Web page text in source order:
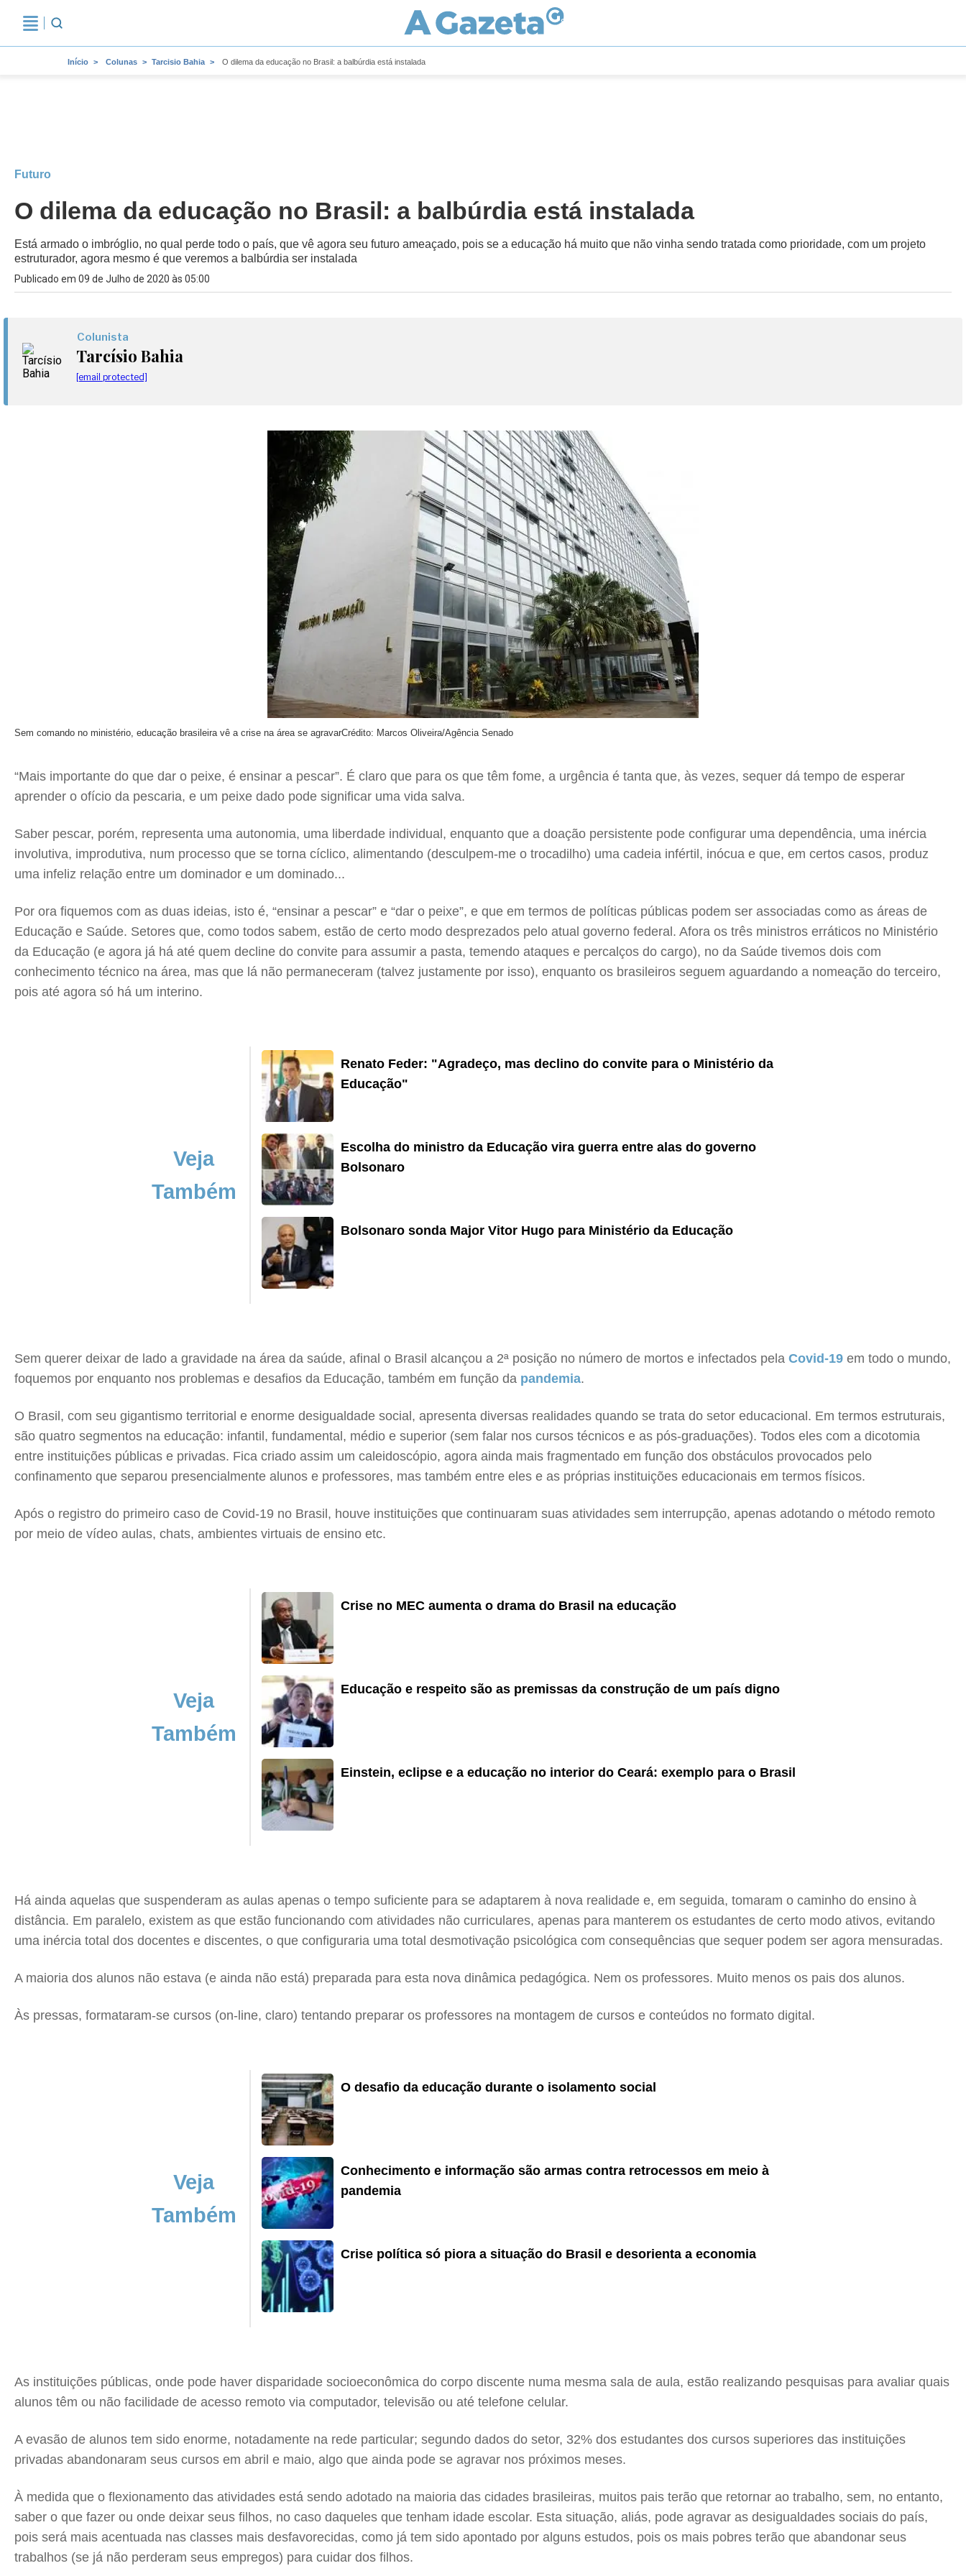
Início Colunas Tarcisio Bahia O dilema da educação no Brasil: a balbúrdia está instalada
Futuro
O dilema da educação no Brasil: a balbúrdia está instalada
Está armado o imbróglio, no qual perde todo o país, que vê agora seu futuro ameaçado, pois se a educação há muito que não vinha sendo tratada como prioridade, com um projeto
estruturador, agora mesmo é que veremos a balbúrdia ser instalada
Publicado em 09 de Julho de 2020 às 05:00
Colunista
Tarcísio Bahia
[email protected]
Sem comando no ministério, educação brasileira vê a crise na área se agravarCrédito: Marcos Oliveira/Agência Senado
“Mais importante do que dar o peixe, é ensinar a pescar”. É claro que para os que têm fome, a urgência é tanta que, às vezes, sequer dá tempo de esperar
aprender o ofício da pescaria, e um peixe dado pode significar uma vida salva.
Saber pescar, porém, representa uma autonomia, uma liberdade individual, enquanto que a doação persistente pode configurar uma dependência, uma inércia
involutiva, improdutiva, num processo que se torna cíclico, alimentando (desculpem-me o trocadilho) uma cadeia infértil, inócua e que, em certos casos, produz
uma infeliz relação entre um dominador e um dominado...
Por ora fiquemos com as duas ideias, isto é, “ensinar a pescar” e “dar o peixe”, e que em termos de políticas públicas podem ser associadas como as áreas de
Educação e Saúde. Setores que, como todos sabem, estão de certo modo desprezados pelo atual governo federal. Afora os três ministros erráticos no Ministério
da Educação (e agora já há até quem decline do convite para assumir a pasta, temendo ataques e percalços do cargo), no da Saúde tivemos dois com
conhecimento técnico na área, mas que lá não permaneceram (talvez justamente por isso), enquanto os brasileiros seguem aguardando a nomeação do terceiro,
pois até agora só há um interino.
Veja
Também
Renato Feder: "Agradeço, mas declino do convite para o Ministério da
Educação"
Escolha do ministro da Educação vira guerra entre alas do governo
Bolsonaro
Bolsonaro sonda Major Vitor Hugo para Ministério da Educação
Sem querer deixar de lado a gravidade na área da saúde, afinal o Brasil alcançou a 2ª posição no número de mortos e infectados pela Covid-19 em todo o mundo,
foquemos por enquanto nos problemas e desafios da Educação, também em função da pandemia.
O Brasil, com seu gigantismo territorial e enorme desigualdade social, apresenta diversas realidades quando se trata do setor educacional. Em termos estruturais,
são quatro segmentos na educação: infantil, fundamental, médio e superior (sem falar nos cursos técnicos e as pós-graduações). Todos eles com a dicotomia
entre instituições públicas e privadas. Fica criado assim um caleidoscópio, agora ainda mais fragmentado em função dos obstáculos provocados pelo
confinamento que separou presencialmente alunos e professores, mas também entre eles e as próprias instituições educacionais em termos físicos.
Após o registro do primeiro caso de Covid-19 no Brasil, houve instituições que continuaram suas atividades sem interrupção, apenas adotando o método remoto
por meio de vídeo aulas, chats, ambientes virtuais de ensino etc.
Veja
Também
Crise no MEC aumenta o drama do Brasil na educação
Educação e respeito são as premissas da construção de um país digno
Einstein, eclipse e a educação no interior do Ceará: exemplo para o Brasil
Há ainda aquelas que suspenderam as aulas apenas o tempo suficiente para se adaptarem à nova realidade e, em seguida, tomaram o caminho do ensino à
distância. Em paralelo, existem as que estão funcionando com atividades não curriculares, apenas para manterem os estudantes de certo modo ativos, evitando
uma inércia total dos docentes e discentes, o que configuraria uma total desmotivação psicológica com consequências que sequer podem ser agora mensuradas.
A maioria dos alunos não estava (e ainda não está) preparada para esta nova dinâmica pedagógica. Nem os professores. Muito menos os pais dos alunos.
Às pressas, formataram-se cursos (on-line, claro) tentando preparar os professores na montagem de cursos e conteúdos no formato digital.
Veja
Também
O desafio da educação durante o isolamento social
Conhecimento e informação são armas contra retrocessos em meio à
pandemia
Crise política só piora a situação do Brasil e desorienta a economia
As instituições públicas, onde pode haver disparidade socioeconômica do corpo discente numa mesma sala de aula, estão realizando pesquisas para avaliar quais
alunos têm ou não facilidade de acesso remoto via computador, televisão ou até telefone celular.
A evasão de alunos tem sido enorme, notadamente na rede particular; segundo dados do setor, 32% dos estudantes dos cursos superiores das instituições
privadas abandonaram seus cursos em abril e maio, algo que ainda pode se agravar nos próximos meses.
À medida que o flexionamento das atividades está sendo adotado na maioria das cidades brasileiras, muitos pais terão que retornar ao trabalho, sem, no entanto,
saber o que fazer ou onde deixar seus filhos, no caso daqueles que tenham idade escolar. Esta situação, aliás, pode agravar as desigualdades sociais do país,
pois será mais acentuada nas classes mais desfavorecidas, como já tem sido apontado por alguns estudos, pois os mais pobres terão que abandonar seus
trabalhos (se já não perderam seus empregos) para cuidar dos filhos.